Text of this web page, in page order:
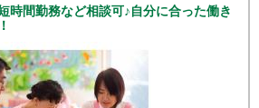
時間勤務など相談可♪自分に合った働き